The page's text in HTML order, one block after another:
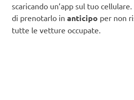
scaricando un’app sul tuo
di prenotarlo in anticipo per non
tutte le vetture occupate.